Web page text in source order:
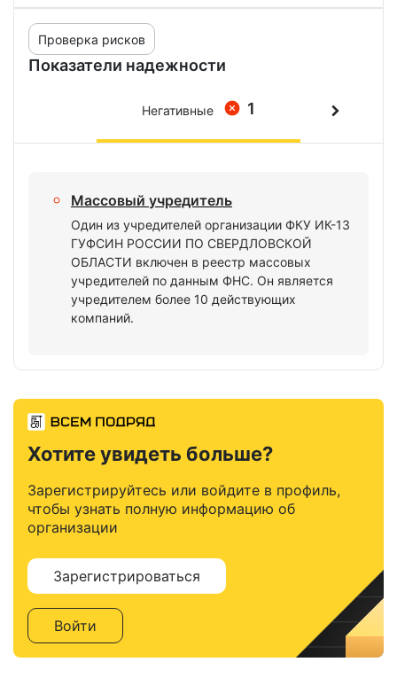
Показатели надежности
Проверка рисков
1
Негативные
Массовый учредитель
Один из учредителей организации ФКУ ИК-13
ГУФСИН РОССИИ ПО СВЕРДЛОВСКОЙ
ОБЛАСТИ включен в реестр массовых
учредителей по данным ФНС. Он является
учредителем более 10 действующих
компаний.
Хотите увидеть больше?
Зарегистрируйтесь или войдите в профиль,
чтобы узнать полную информацию об
организации
Зарегистрироваться
Войти